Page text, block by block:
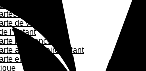
papa
de Noël
de vœux
l’enfant
naissance
anniversaire enfant
enfant